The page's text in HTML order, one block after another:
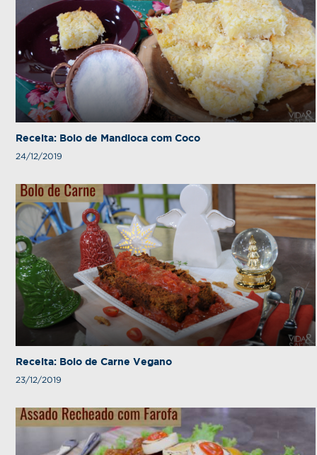
Receita: Bolo de Mandioca com Coco
24/12/2019
Receita: Bolo de Carne Vegano
23/12/2019